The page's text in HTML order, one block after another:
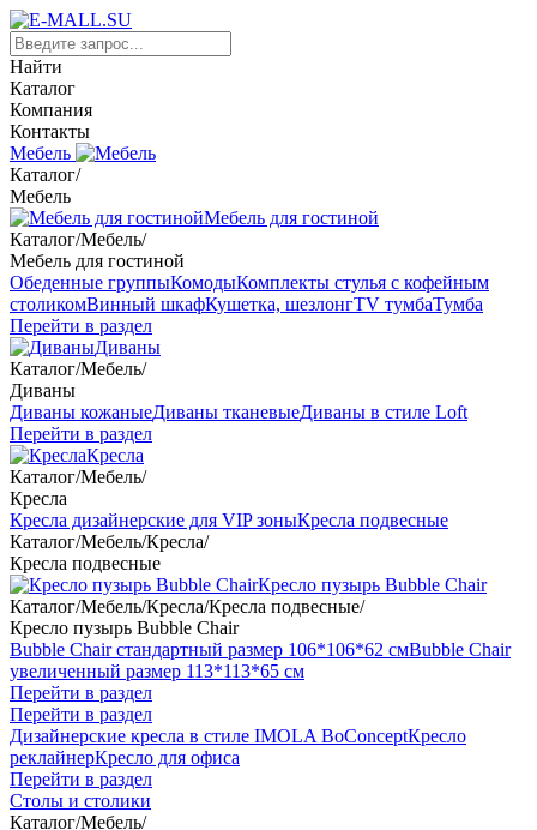
Найти
Каталог
Компания
Контакты
Мебель
Каталог/
Мебель
Мебель для гостиной
Каталог/Мебель/
Мебель для гостиной
Обеденные группыКомодыКомплекты стулья с кофейным
столикомВинный шкафКушетка, шезлонгTV тумбаТумба
Перейти в раздел
Диваны
Каталог/Мебель/
Диваны
Диваны кожаныеДиваны тканевыеДиваны в стиле Loft
Перейти в раздел
Кресла
Каталог/Мебель/
Кресла
Кресла дизайнерские для VIP зоныКресла подвесные
Каталог/Мебель/Кресла/
Кресла подвесные
Кресло пузырь Bubble Chair
Каталог/Мебель/Кресла/Кресла подвесные/
Кресло пузырь Bubble Chair
Bubble Chair стандартный размер 106*106*62 смBubble Chair
увеличенный размер 113*113*65 см
Перейти в раздел
Перейти в раздел
Дизайнерские кресла в стиле IMOLA BoConceptКресло
реклайнерКресло для офиса
Перейти в раздел
Столы и столики
Каталог/Мебель/